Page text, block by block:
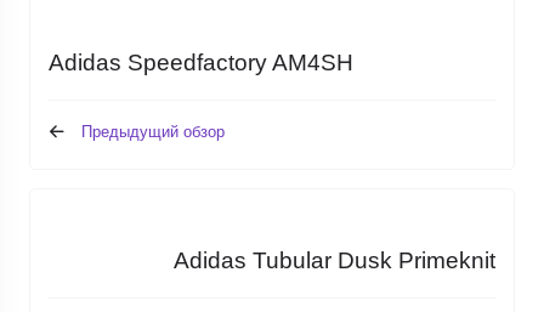
Adidas Speedfactory AM4SH
Предыдущий обзор
Adidas Tubular Dusk Primeknit